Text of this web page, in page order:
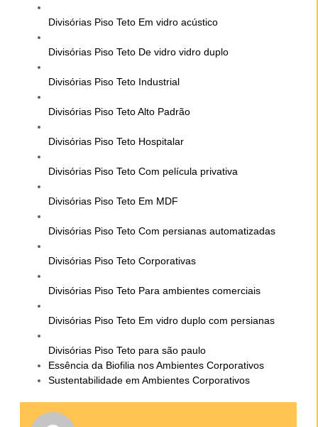
Divisórias Piso Teto Em vidro acústico
Divisórias Piso Teto De vidro vidro duplo
Divisórias Piso Teto Industrial
Divisórias Piso Teto Alto Padrão
Divisórias Piso Teto Hospitalar
Divisórias Piso Teto Com película privativa
Divisórias Piso Teto Em MDF
Divisórias Piso Teto Com persianas automatizadas
Divisórias Piso Teto Corporativas
Divisórias Piso Teto Para ambientes comerciais
Divisórias Piso Teto Em vidro duplo com persianas
Divisórias Piso Teto para são paulo
Essência da Biofilia nos Ambientes Corporativos
Sustentabilidade em Ambientes Corporativos